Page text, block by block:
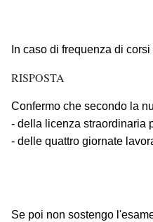
In caso di frequenza di
RISPOSTA
Confermo che secondo la
- della licenza straordinaria
- delle quattro giornate
Se poi non sostengo